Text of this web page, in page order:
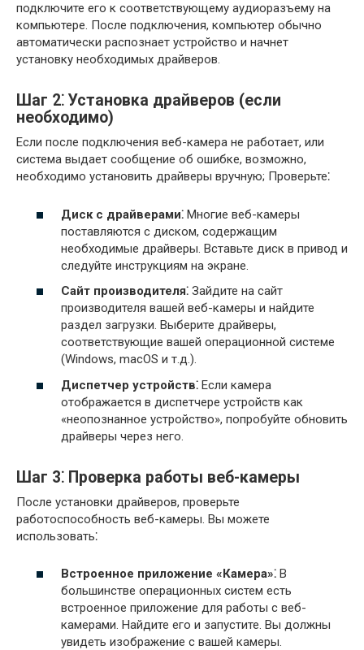
подключите его к соответствующему аудиоразъему на
компьютере. После подключения, компьютер обычно
автоматически распознает устройство и начнет
установку необходимых драйверов.
Шаг 2⁚ Установка драйверов (если
необходимо)
Если после подключения веб-камера не работает, или
система выдает сообщение об ошибке, возможно,
необходимо установить драйверы вручную; Проверьте⁚
Диск с драйверами⁚ Многие веб-камеры
поставляются с диском, содержащим
необходимые драйверы. Вставьте диск в привод и
следуйте инструкциям на экране.
Сайт производителя⁚ Зайдите на сайт
производителя вашей веб-камеры и найдите
раздел загрузки. Выберите драйверы,
соответствующие вашей операционной системе
(Windows, macOS и т.д.).
Диспетчер устройств⁚ Если камера
отображается в диспетчере устройств как
«неопознанное устройство», попробуйте обновить
драйверы через него.
Шаг 3⁚ Проверка работы веб-камеры
После установки драйверов, проверьте
работоспособность веб-камеры. Вы можете
использовать⁚
Встроенное приложение «Камера»⁚ В
большинстве операционных систем есть
встроенное приложение для работы с веб-
камерами. Найдите его и запустите. Вы должны
увидеть изображение с вашей камеры.